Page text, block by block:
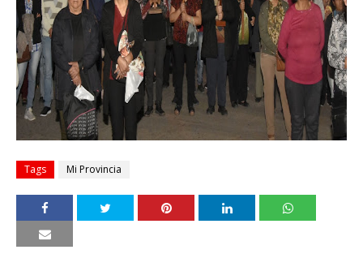
Tags Mi Provincia